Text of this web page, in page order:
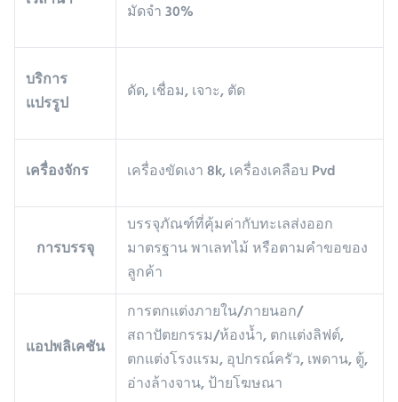
มัดจำ 30%
บริการ
แปรรูป
ดัด, เชื่อม, เจาะ, ตัด
เครื่องจักร เครื่องขัดเงา 8k, เครื่องเคลือบ Pvd
การบรรจุ
บรรจุภัณฑ์ที่คุ้มค่ากับทะเลส่งออก
มาตรฐาน พาเลทไม้ หรือตามคำขอของ
ลูกค้า
แอปพลิเคชัน
การตกแต่งภายใน/ภายนอก/
สถาปัตยกรรม/ห้องน้ำ, ตกแต่งลิฟต์,
ตกแต่งโรงแรม, อุปกรณ์ครัว, เพดาน, ตู้,
อ่างล้างจาน, ป้ายโฆษณา